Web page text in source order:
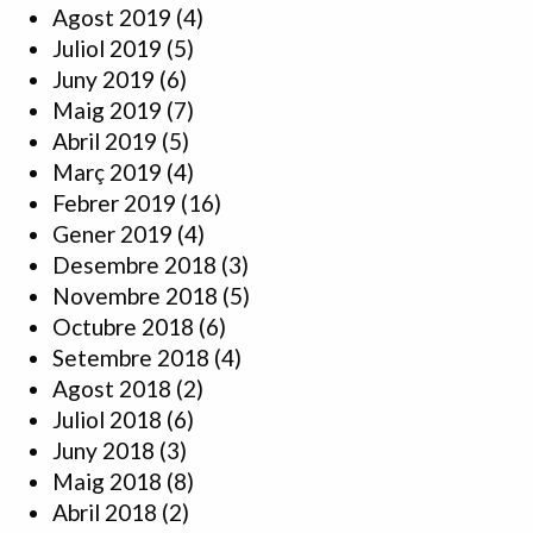
Agost 2019 (4)
Juliol 2019 (5)
Juny 2019 (6)
Maig 2019 (7)
Abril 2019 (5)
Març 2019 (4)
Febrer 2019 (16)
Gener 2019 (4)
Desembre 2018 (3)
Novembre 2018 (5)
Octubre 2018 (6)
Setembre 2018 (4)
Agost 2018 (2)
Juliol 2018 (6)
Juny 2018 (3)
Maig 2018 (8)
Abril 2018 (2)